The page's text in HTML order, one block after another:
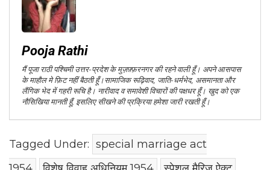
Pooja Rathi
मैं पूजा राठी पश्चिमी उत्तर-प्रदेश के मुज़फ़्फ़रनगर की रहने वाली हूँ। अपने आसपास
के माहौल मे फ़िट नहीं बैठती हूँ।सामाजिक रूढ़िवाद, जाति-धर्मभेद, असमानता और
लैंगिक भेद में गहरी रूचि है। नारीवाद व समावेशी विचारों की पक्षधर हूँ। खुद को एक
नौसिखिया मानती हूँ, इसलिए सीखने की प्रक्रिया हमेशा जारी रखती हूँ।
Tagged Under: special marriage act